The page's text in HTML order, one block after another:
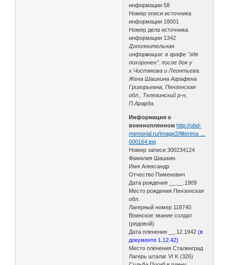
информации 58
Номер описи источника
информации 18001
Номер дела источника
информации 1342
Дополнительная
информация: в графе "где
похоронен": после боя у
х.Чистякова и Леонтьева.
Жена Шашкина Аграфена
Григорьевна, Пензенская
обл., Телегинский р-н,
П.Арарда.
Информация о
военнопленном http://obd-
memorial.ru/Image2/filterima …
000164.jpg
Номер записи 300234124
Фамилия Шашкин
Имя Александр
Отчество Пименович
Дата рождения __.__.1909
Место рождения Пензенская
обл.
Лагерный номер 118740
Воинское звание солдат
(рядовой)
Дата пленения __.12.1942(в
документе 1.12.42)
Место пленения Сталинград
Лагерь шталаг VI K (326)